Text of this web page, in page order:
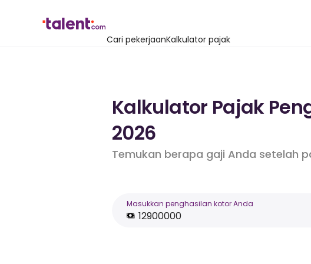
Cari pekerjaanKalkulator pajak
Kalkulator Pajak
2026
Temukan berapa gaji Anda setelah
Masukkan penghasilan kotor Anda